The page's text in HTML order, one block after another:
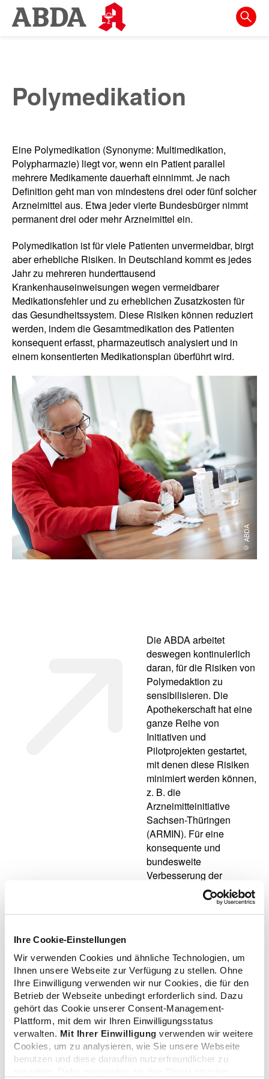
Ihre Cookie-Einstellungen
Wir verwenden Cookies und ähnliche Technologien, um
Ihnen unsere Webseite zur Verfügung zu stellen. Ohne
Ihre Einwilligung verwenden wir nur Cookies, die für den
Betrieb der Webseite unbedingt erforderlich sind. Dazu
gehört das Cookie unserer Consent-Management-
Plattform, mit dem wir Ihren Einwilligungsstatus
verwalten. Mit Ihrer Einwilligung verwenden wir weitere
Cookies, um zu analysieren, wie Sie unsere Webseite
benutzen und diese daraufhin nutzerfreundlicher zu
Springe
direkt
zur
zum
Inhalt
zur
Suche
Polymedikation
Eine Polymedikation (Synonyme: Multimedikation,
Polypharmazie) liegt vor, wenn ein Patient parallel
mehrere Medikamente dauerhaft einnimmt. Je nach
Definition geht man von mindestens drei oder fünf solcher
Arzneimittel aus. Etwa jeder vierte Bundesbürger nimmt
permanent drei oder mehr Arzneimittel ein.
Polymedikation ist für viele Patienten unvermeidbar, birgt
aber erhebliche Risiken. In Deutschland kommt es jedes
Jahr zu mehreren hunderttausend
Krankenhauseinweisungen wegen vermeidbarer
Medikationsfehler und zu erheblichen Zusatzkosten für
das Gesundheitssystem. Diese Risiken können reduziert
werden, indem die Gesamtmedikation des Patienten
konsequent erfasst, pharmazeutisch analysiert und in
einem konsentierten Medikationsplan überführt wird.
© ABDA
Die ABDA arbeitet
deswegen kontinuierlich
daran, für die Risiken von
Polymedaktion zu
sensibilisieren. Die
Apothekerschaft hat eine
ganze Reihe von
Initiativen und
Pilotprojekten gestartet,
mit denen diese Risiken
minimiert werden können,
z. B. die
Arzneimitteinitiative
Sachsen-Thüringen
(ARMIN). Für eine
konsequente und
bundesweite
Verbesserung der
Situation von Patienten
mit Polymedikation ist
aber der Gesetzgeber
gesetzlich
Krankenversicherte, die
dauerhaft mehrere
Arzneimittel gleichzeitig
einnehmen, einen
Rechtsanspruch auf
pharmazeutische
Dienstleistungen